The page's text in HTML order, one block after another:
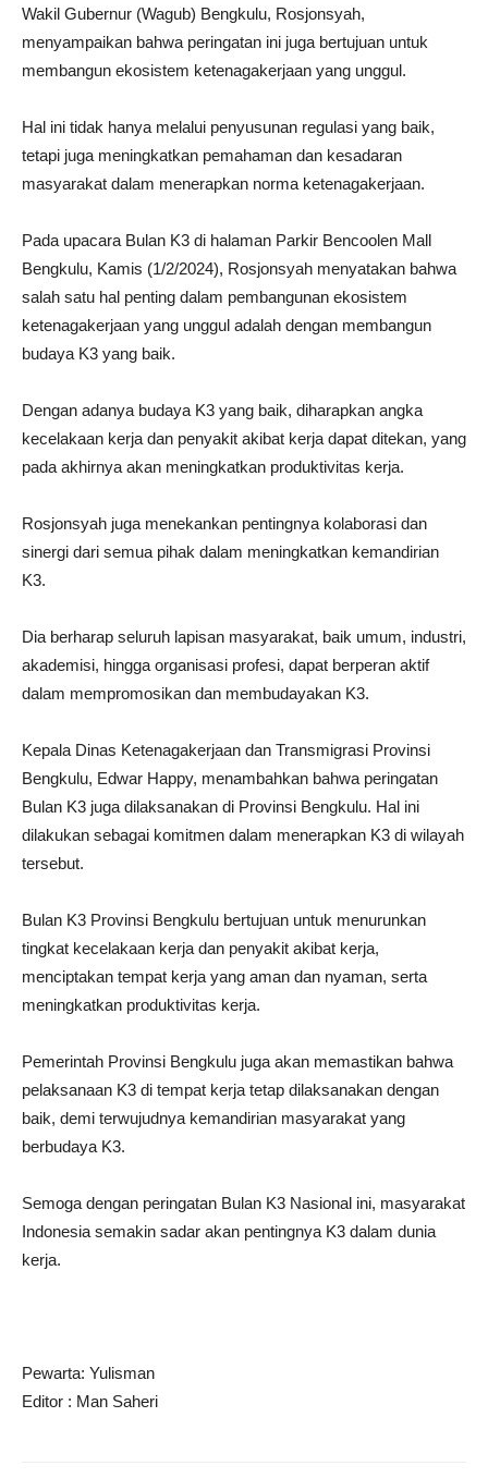
Wakil Gubernur (Wagub) Bengkulu, Rosjonsyah,
menyampaikan bahwa peringatan ini juga bertujuan untuk
membangun ekosistem ketenagakerjaan yang unggul.
Hal ini tidak hanya melalui penyusunan regulasi yang baik,
tetapi juga meningkatkan pemahaman dan kesadaran
masyarakat dalam menerapkan norma ketenagakerjaan.
Pada upacara Bulan K3 di halaman Parkir Bencoolen Mall
Bengkulu, Kamis (1/2/2024), Rosjonsyah menyatakan bahwa
salah satu hal penting dalam pembangunan ekosistem
ketenagakerjaan yang unggul adalah dengan membangun
budaya K3 yang baik.
Dengan adanya budaya K3 yang baik, diharapkan angka
kecelakaan kerja dan penyakit akibat kerja dapat ditekan, yang
pada akhirnya akan meningkatkan produktivitas kerja.
Rosjonsyah juga menekankan pentingnya kolaborasi dan
sinergi dari semua pihak dalam meningkatkan kemandirian
K3.
Dia berharap seluruh lapisan masyarakat, baik umum, industri,
akademisi, hingga organisasi profesi, dapat berperan aktif
dalam mempromosikan dan membudayakan K3.
Kepala Dinas Ketenagakerjaan dan Transmigrasi Provinsi
Bengkulu, Edwar Happy, menambahkan bahwa peringatan
Bulan K3 juga dilaksanakan di Provinsi Bengkulu. Hal ini
dilakukan sebagai komitmen dalam menerapkan K3 di wilayah
tersebut.
Bulan K3 Provinsi Bengkulu bertujuan untuk menurunkan
tingkat kecelakaan kerja dan penyakit akibat kerja,
menciptakan tempat kerja yang aman dan nyaman, serta
meningkatkan produktivitas kerja.
Pemerintah Provinsi Bengkulu juga akan memastikan bahwa
pelaksanaan K3 di tempat kerja tetap dilaksanakan dengan
baik, demi terwujudnya kemandirian masyarakat yang
berbudaya K3.
Semoga dengan peringatan Bulan K3 Nasional ini, masyarakat
Indonesia semakin sadar akan pentingnya K3 dalam dunia
kerja.
Pewarta: Yulisman
Editor : Man Saheri